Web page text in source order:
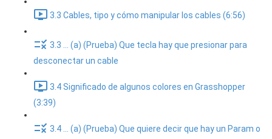
3.3 Cables, tipo y cómo manipular los cables (6:56)
3.3 ... (a) (Prueba) Que tecla hay que presionar para
desconectar un cable
3.4 Significado de algunos colores en Grasshopper
(3:39)
3.4 ... (a) (Prueba) Que quiere decir que hay un Param o